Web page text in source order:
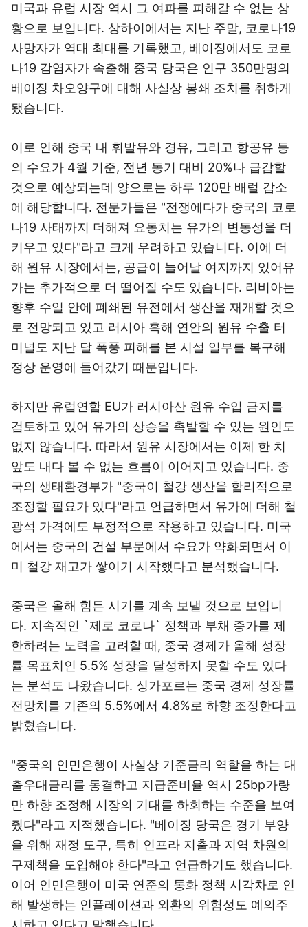
미국과 유럽 시장 역시 그 여파를 피해갈 수 없는 상
황으로 보입니다. 상하이에서는 지난 주말, 코로나19
사망자가 역대 최대를 기록했고, 베이징에서도 코로
나19 감염자가 속출해 중국 당국은 인구 350만명의
베이징 차오양구에 대해 사실상 봉쇄 조치를 취하게
됐습니다.
이로 인해 중국 내 휘발유와 경유, 그리고 항공유 등
의 수요가 4월 기준, 전년 동기 대비 20%나 급감할
것으로 예상되는데 양으로는 하루 120만 배럴 감소
에 해당합니다. 전문가들은 "전쟁에다가 중국의 코로
나19 사태까지 더해져 요동치는 유가의 변동성을 더
키우고 있다"라고 크게 우려하고 있습니다. 이에 더
해 원유 시장에서는, 공급이 늘어날 여지까지 있어유
가는 추가적으로 더 떨어질 수도 있습니다. 리비아는
향후 수일 안에 폐쇄된 유전에서 생산을 재개할 것으
로 전망되고 있고 러시아 흑해 연안의 원유 수출 터
미널도 지난 달 폭풍 피해를 본 시설 일부를 복구해
정상 운영에 들어갔기 때문입니다.
하지만 유럽연합 EU가 러시아산 원유 수입 금지를
검토하고 있어 유가의 상승을 촉발할 수 있는 원인도
없지 않습니다. 따라서 원유 시장에서는 이제 한 치
앞도 내다 볼 수 없는 흐름이 이어지고 있습니다. 중
국의 생태환경부가 "중국이 철강 생산을 합리적으로
조정할 필요가 있다"라고 언급하면서 유가에 더해 철
광석 가격에도 부정적으로 작용하고 있습니다. 미국
에서는 중국의 건설 부문에서 수요가 약화되면서 이
미 철강 재고가 쌓이기 시작했다고 분석했습니다.
중국은 올해 힘든 시기를 계속 보낼 것으로 보입니
다. 지속적인 `제로 코로나` 정책과 부채 증가를 제
한하려는 노력을 고려할 때, 중국 경제가 올해 성장
률 목표치인 5.5% 성장을 달성하지 못할 수도 있다
는 분석도 나왔습니다. 싱가포르는 중국 경제 성장률
전망치를 기존의 5.5%에서 4.8%로 하향 조정한다고
밝혔습니다.
"중국의 인민은행이 사실상 기준금리 역할을 하는 대
출우대금리를 동결하고 지급준비율 역시 25bp가량
만 하향 조정해 시장의 기대를 하회하는 수준을 보여
줬다"라고 지적했습니다. "베이징 당국은 경기 부양
을 위해 재정 도구, 특히 인프라 지출과 지역 차원의
구제책을 도입해야 한다"라고 언급하기도 했습니다.
이어 인민은행이 미국 연준의 통화 정책 시각차로 인
해 발생하는 인플레이션과 외환의 위험성도 예의주